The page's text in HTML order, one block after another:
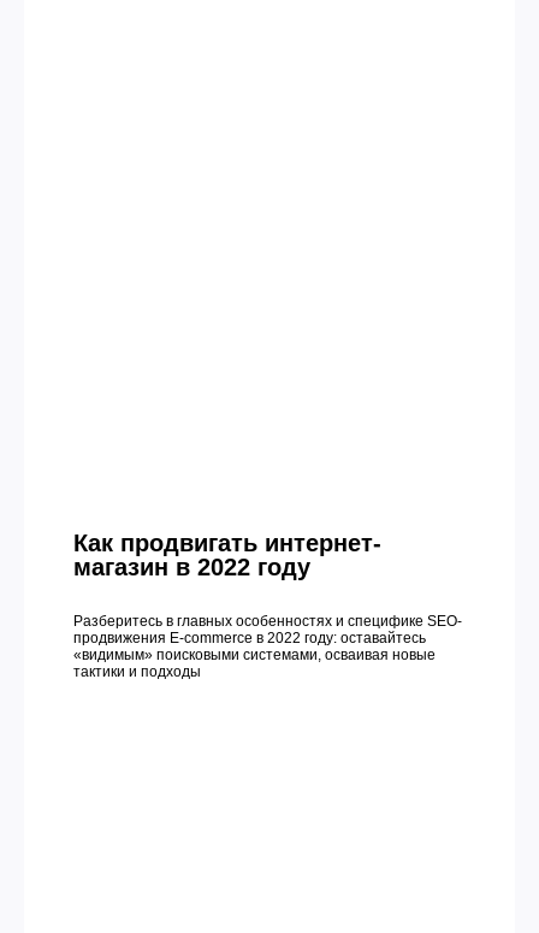
Как продвигать интернет-
магазин в 2022 году
Разберитесь в главных особенностях и специфике SEO-
продвижения E-commerce в 2022 году: оставайтесь
«видимым» поисковыми системами, осваивая новые
тактики и подходы